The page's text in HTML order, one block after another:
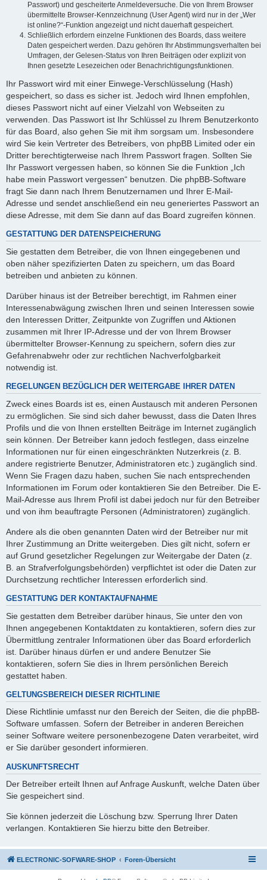
Passwort) und gescheiterte Anmeldeversuche. Die von Ihrem Browser
übermittelte Browser-Kennzeichnung (User Agent) wird nur in der „Wer
ist online?“-Funktion angezeigt und nicht dauerhaft gespeichert.
Schließlich erfordern einzelne Funktionen des Boards, dass weitere
Daten gespeichert werden. Dazu gehören Ihr Abstimmungsverhalten bei
Umfragen, der Gelesen-Status von Ihren Beiträgen oder explizit von
Ihnen gesetzte Lesezeichen oder Benachrichtigungsfunktionen.
Ihr Passwort wird mit einer Einwege-Verschlüsselung (Hash)
gespeichert, so dass es sicher ist. Jedoch wird Ihnen empfohlen,
dieses Passwort nicht auf einer Vielzahl von Webseiten zu
verwenden. Das Passwort ist Ihr Schlüssel zu Ihrem Benutzerkonto
für das Board, also gehen Sie mit ihm sorgsam um. Insbesondere
wird Sie kein Vertreter des Betreibers, von phpBB Limited oder ein
Dritter berechtigterweise nach Ihrem Passwort fragen. Sollten Sie
Ihr Passwort vergessen haben, so können Sie die Funktion „Ich
habe mein Passwort vergessen“ benutzen. Die phpBB-Software
fragt Sie dann nach Ihrem Benutzernamen und Ihrer E-Mail-
Adresse und sendet anschließend ein neu generiertes Passwort an
diese Adresse, mit dem Sie dann auf das Board zugreifen können.
GESTATTUNG DER DATENSPEICHERUNG
Sie gestatten dem Betreiber, die von Ihnen eingegebenen und
oben näher spezifizierten Daten zu speichern, um das Board
betreiben und anbieten zu können.
Darüber hinaus ist der Betreiber berechtigt, im Rahmen einer
Interessenabwägung zwischen Ihren und seinen Interessen sowie
den Interessen Dritter, Zeitpunkte von Zugriffen und Aktionen
zusammen mit Ihrer IP-Adresse und der von Ihrem Browser
übermittelter Browser-Kennung zu speichern, sofern dies zur
Gefahrenabwehr oder zur rechtlichen Nachverfolgbarkeit
notwendig ist.
REGELUNGEN BEZÜGLICH DER WEITERGABE IHRER DATEN
Zweck eines Boards ist es, einen Austausch mit anderen Personen
zu ermöglichen. Sie sind sich daher bewusst, dass die Daten Ihres
Profils und die von Ihnen erstellten Beiträge im Internet zugänglich
sein können. Der Betreiber kann jedoch festlegen, dass einzelne
Informationen nur für einen eingeschränkten Nutzerkreis (z. B.
andere registrierte Benutzer, Administratoren etc.) zugänglich sind.
Wenn Sie Fragen dazu haben, suchen Sie nach entsprechenden
Informationen im Forum oder kontaktieren Sie den Betreiber. Die E-
Mail-Adresse aus Ihrem Profil ist dabei jedoch nur für den Betreiber
und von ihm beauftragte Personen (Administratoren) zugänglich.
Andere als die oben genannten Daten wird der Betreiber nur mit
Ihrer Zustimmung an Dritte weitergeben. Dies gilt nicht, sofern er
auf Grund gesetzlicher Regelungen zur Weitergabe der Daten (z.
B. an Strafverfolgungsbehörden) verpflichtet ist oder die Daten zur
Durchsetzung rechtlicher Interessen erforderlich sind.
GESTATTUNG DER KONTAKTAUFNAHME
Sie gestatten dem Betreiber darüber hinaus, Sie unter den von
Ihnen angegebenen Kontaktdaten zu kontaktieren, sofern dies zur
Übermittlung zentraler Informationen über das Board erforderlich
ist. Darüber hinaus dürfen er und andere Benutzer Sie
kontaktieren, sofern Sie dies in Ihrem persönlichen Bereich
gestattet haben.
GELTUNGSBEREICH DIESER RICHTLINIE
Diese Richtlinie umfasst nur den Bereich der Seiten, die die phpBB-
Software umfassen. Sofern der Betreiber in anderen Bereichen
seiner Software weitere personenbezogene Daten verarbeitet, wird
er Sie darüber gesondert informieren.
AUSKUNFTSRECHT
Der Betreiber erteilt Ihnen auf Anfrage Auskunft, welche Daten über
Sie gespeichert sind.
Sie können jederzeit die Löschung bzw. Sperrung Ihrer Daten
verlangen. Kontaktieren Sie hierzu bitte den Betreiber.
ELECTRONIC-SOFWARE-SHOP Foren-Übersicht